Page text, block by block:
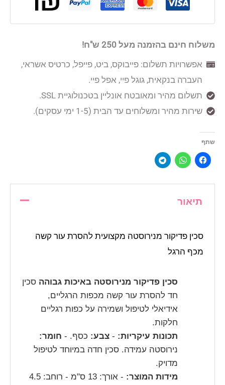
משלוח חינם בהזמנה מעל 250 ש"ח!
אפשרויות תשלום: פייבוקס, ביט, פייפל, כרטיס אשראי,
העברה בנקאית, גוגל פיי, אפל פיי.
תשלום מהיר ומאובטח אונליין בטכנולוגיית SSL.
שירות מהיר ומשלוחים עד הבית (1-5 ימי עסקים).
שתף
תיאור
סכין פדיקור מנירוסטה מקצועית להסרת עור קשה
מכף הרגל
סכין פדיקור מנירוסטה באיכות גבוהה סכין
חד להסרת עור קשה מכפות הרגליים,
אידיאלי לטיפול ושמירה על כפות רגליים
חלקות.
תכונות עיקריות: -צבע: כסף. - חומר:
נירוסטה עמידה. סכין חדה במיוחד לטיפול
מדויק.
מידות המוצר:
- אורך: 13 ס"מ - רוחב: 4.5